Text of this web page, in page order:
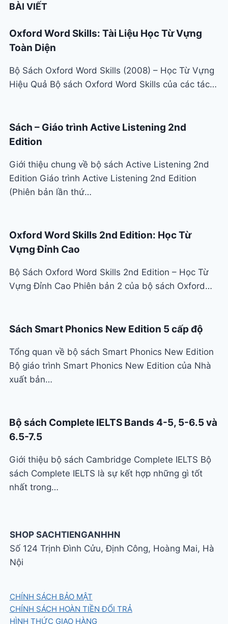
BÀI VIẾT
Oxford Word Skills: Tài Liệu Học Từ Vựng
Toàn Diện
Bộ Sách Oxford Word Skills (2008) – Học Từ Vựng
Hiệu Quả Bộ sách Oxford Word Skills của các tác…
Sách – Giáo trình Active Listening 2nd
Edition
Giới thiệu chung về bộ sách Active Listening 2nd
Edition Giáo trình Active Listening 2nd Edition
(Phiên bản lần thứ…
Oxford Word Skills 2nd Edition: Học Từ
Vựng Đỉnh Cao
Bộ Sách Oxford Word Skills 2nd Edition – Học Từ
Vựng Đỉnh Cao Phiên bản 2 của bộ sách Oxford…
Sách Smart Phonics New Edition 5 cấp độ
Tổng quan về bộ sách Smart Phonics New Edition
Bộ giáo trình Smart Phonics New Edition của Nhà
xuất bản…
Bộ sách Complete IELTS Bands 4-5, 5-6.5 và
6.5-7.5
Giới thiệu bộ sách Cambridge Complete IELTS Bộ
sách Complete IELTS là sự kết hợp những gì tốt
nhất trong…
SHOP SACHTIENGANHHN
Số 124 Trịnh Đình Cửu, Định Công, Hoàng Mai, Hà
Nội
CHÍNH SÁCH BẢO MẬT
CHÍNH SÁCH HOÀN TIỀN ĐỔI TRẢ
HÌNH THỨC GIAO HÀNG